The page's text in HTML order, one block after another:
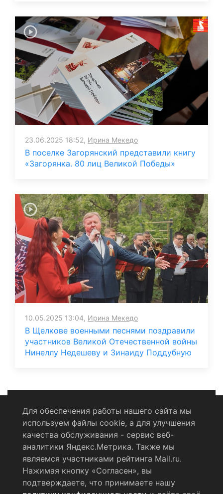
23.06.2025 18:52, Ирина Мекедо
В поселке Загорянский представили книгу
«Загорянка. 80 лиц Великой Победы»
10.05.2025 13:04, Ирина Мекедо
В Щелкове военными песнями поздравили
участников Великой Отечественной войны
Нинеллу Недешеву и Зинаиду Поддубную
Политика конфиденциальности
Согласие на обработку персональных данных
RSS-лента
Для обеспечения работы нашего сайта мы
используем файлы cookie, а для улучшения
качества обслуживания - сервис веб-
аналитики Яндекс.Метрика. Также мы
являемся участниками рейтинга Mail.ru.
Нажимая кнопку «Согласен», вы
подтверждаете, что принимаете нашу